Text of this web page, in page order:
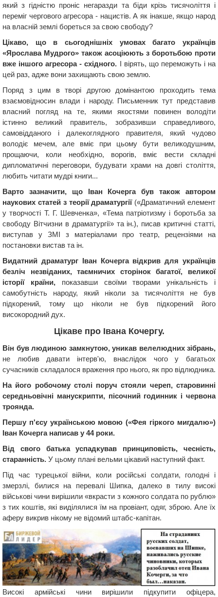
який з гідністю проніс негаразди та біди крізь тисячоліття і
переміг чергового агресора - нацистів. А як інакше, якщо народ
на власній землі бореться за свою свободу?
Цікаво, що в сьогоднішніх умовах багато українців
«Ярослава Мудрого» також асоціюють з боротьбою проти
вже іншого агресора - східного. І вірять, що переможуть і на
цей раз, адже вони захищають свою землю.
Поряд з цим в творі другою домінантою проходить тема
взаємовідносин влади і народу. Письменник тут представив
власний погляд на те, якими якостями повинен володіти
істинно великий правитель, зобразивши справедливого,
самовідданого і далекоглядного правителя, який чудово
володіє мечем, але вміє при цьому бути великодушним,
прощаючи, коли необхідно, ворогів, вміє вести складні
дипломатичні переговори, будувати храми на довгі століття,
любить читати мудрі книги...
Варто зазначити, що Іван Кочерга був також автором
наукових статей з теорії драматургії(«Драматичний елемент
у творчості Т. Г. Шевченка», «Тема патріотизму і боротьба за
свободу Вітчизни в драматургії» та ін.), писав критичні статті,
виступав у ЗМІ з матеріалами про театр, рецензіями на
постановки вистав та ін.
Видатний драматург Іван Кочерга відкрив для українців
безліч незвіданих, таємничих сторінок багатої, великої
історії країни,показавши своїми творами унікальність і
самобутність народу, який ніколи за тисячоліття не був
підкорений, тому що ніколи не був підкорений його
високородний дух.
Цікаве про Івана Кочергу.
Він був людиною замкнутою, уникав велелюдних зібрань,
не любив давати інтерв'ю, внаслідок чого у багатьох
сучасників складалося враження про нього, як про відлюдника.
На його робочому столі поруч стояли череп, старовинні
середньовічні манускрипти, пісочний годинник і червона
троянда.
Першу п'єсу українською мовою («Фея гіркого мигдалю»)
Іван Кочерга написав у 44 роки.
Від свого батька успадкував принциповість, чесність,
старанність. У цьому плані вельми цікавий наступний факт.
Під час турецької війни, коли російські солдати, голодні і
змерзлі, билися на перевалі Шипка, далеко в тилу високі
військові чини вирішили «вкрасти з кожного солдата по рублю»
з тих коштів, які виділялися їм на провіант, одяг, зброю. Але їх
аферу викрив нікому не відомий штабс-капітан.
Високі армійські чини вирішили підкупити офіцера,